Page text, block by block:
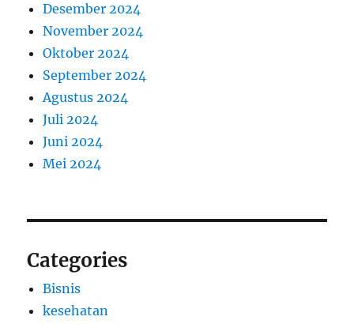
Desember 2024
November 2024
Oktober 2024
September 2024
Agustus 2024
Juli 2024
Juni 2024
Mei 2024
Categories
Bisnis
kesehatan